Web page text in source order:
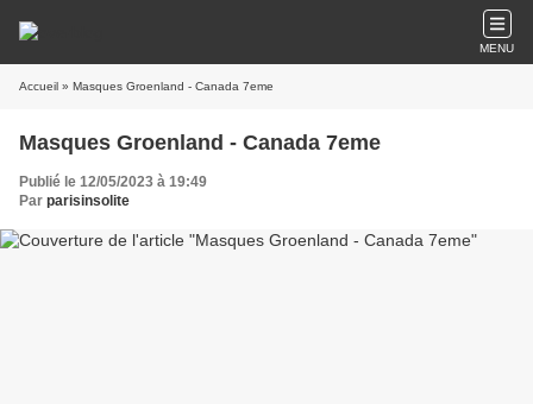
MENU
Accueil » Masques Groenland - Canada 7eme
Masques Groenland - Canada 7eme
Publié le 12/05/2023 à 19:49
Par parisinsolite